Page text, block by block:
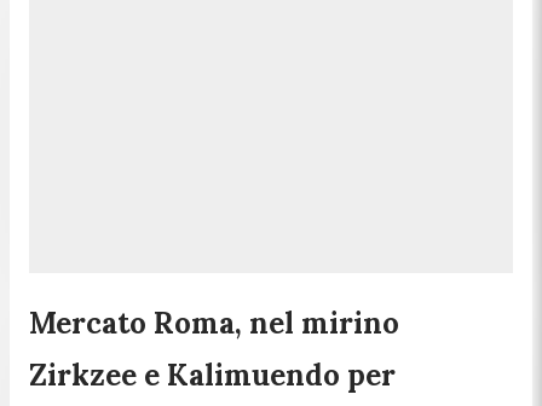
Mercato Roma, nel mirino
Zirkzee e Kalimuendo per